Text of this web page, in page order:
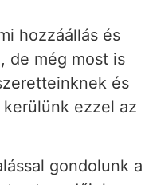
hozzáállás és
de még most is
és
ezzel az
gondolunk a